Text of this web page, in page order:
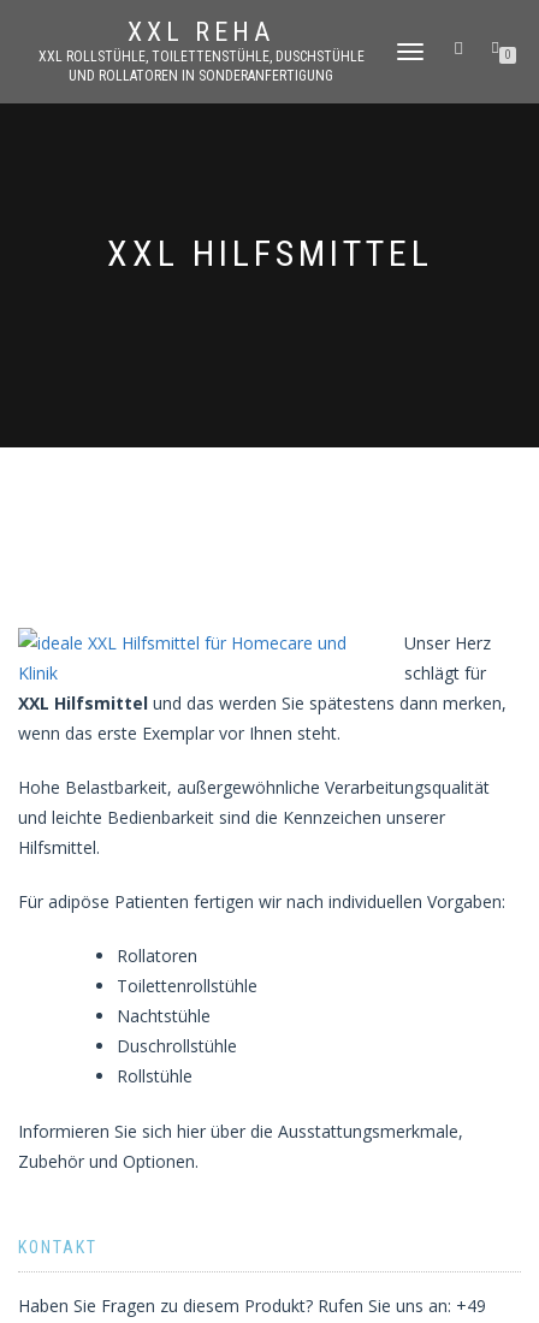
XXL REHA
XXL ROLLSTÜHLE, TOILETTENSTÜHLE, DUSCHSTÜHLE
UND ROLLATOREN IN SONDERANFERTIGUNG
TOGGLE
0
XXL HILFSMITTEL
Unser Herz
schlägt für
XXL Hilfsmittel und das werden Sie spätestens dann merken,
wenn das erste Exemplar vor Ihnen steht.
Hohe Belastbarkeit, außergewöhnliche Verarbeitungsqualität
und leichte Bedienbarkeit sind die Kennzeichen unserer
Hilfsmittel.
Für adipöse Patienten fertigen wir nach individuellen Vorgaben:
Rollatoren
Toilettenrollstühle
Nachtstühle
Duschrollstühle
Rollstühle
Informieren Sie sich hier über die Ausstattungsmerkmale,
Zubehör und Optionen.
KONTAKT
Haben Sie Fragen zu diesem Produkt? Rufen Sie uns an: +49